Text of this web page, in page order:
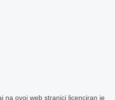
na ovoj web stranici licenciran je